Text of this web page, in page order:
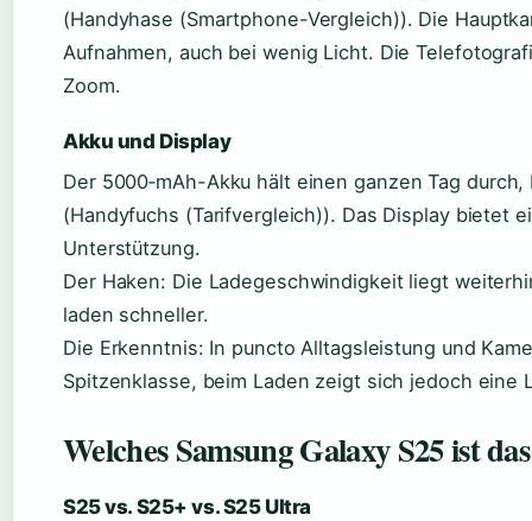
(Handyhase (Smartphone-Vergleich)). Die
Aufnahmen, auch bei wenig Licht. Die
Zoom.
Akku und Display
Der 5000‑mAh-Akku hält einen ganzen Tag
(Handyfuchs (Tarifvergleich)). Das Display bietet
Unterstützung.
Der Haken: Die Ladegeschwindigkeit liegt
laden schneller.
Die Erkenntnis: In puncto Alltagsleistung und
Spitzenklasse, beim Laden zeigt sich jedoch eine
Welches Samsung Galaxy S25 ist
S25 vs. S25+ vs. S25 Ultra